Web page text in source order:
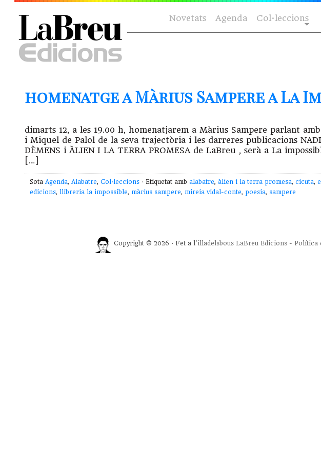
Novetats Agenda Col·leccions
homenatge a Màrius Sampere a La
dimarts 12, a les 19.00 h, homenatjarem a Màrius Sampere parlant
i Miquel de Palol de la seva trajectòria i les darreres publicacions
DÈMENS i ÀLIEN I LA TERRA PROMESA de LaBreu , serà a La
[…]
Sota Agenda, Alabatre, Col·leccions · Etiquetat amb alabatre, àlien i la terra promesa, cicuta,
edicions, llibreria la impossible, màrius sampere, mireia vidal-conte, poesia, sampere
Copyright © 2026 · Fet a l'illadelsbous LaBreu Edicions - Política